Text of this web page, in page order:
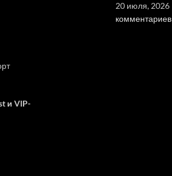
и VIP-
20 июля, 2026
комментариев